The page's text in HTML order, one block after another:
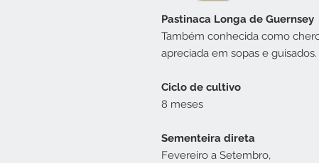
Pastinaca Longa de Guernsey
Também conhecida como
apreciada em sopas e guisados.
Ciclo de cultivo
8 meses
Sementeira direta
Fevereiro a Setembro,